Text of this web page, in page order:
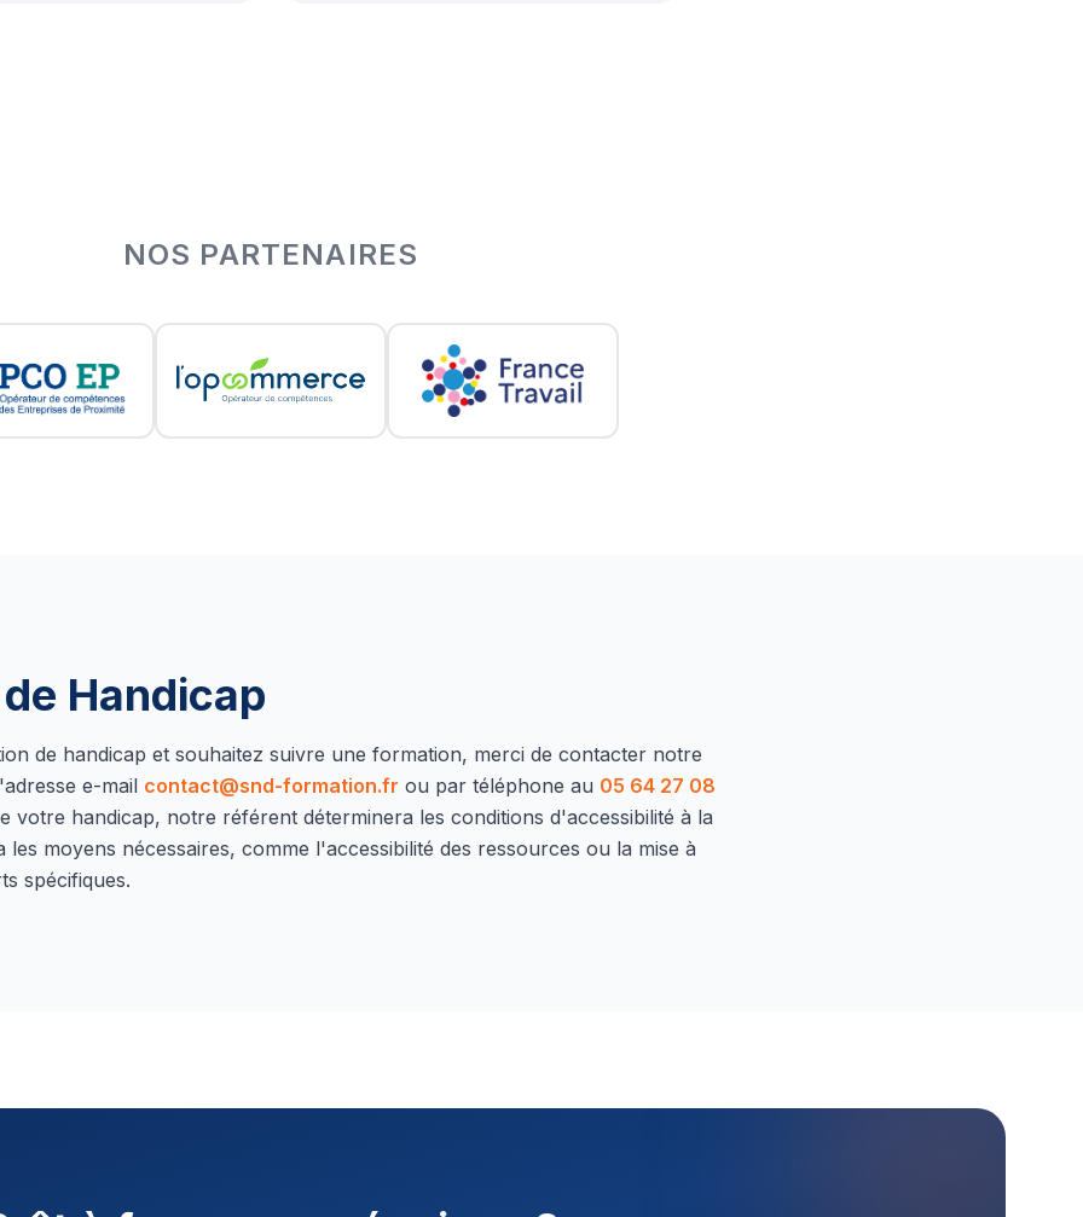
NOS PARTENAIRES
Handicap
de handicap et souhaitez suivre une formation, merci de contacter notre
e-mail contact@snd-formation.fr ou par téléphone au 05 64 27 08
votre handicap, notre référent déterminera les conditions d'accessibilité à la
moyens nécessaires, comme l'accessibilité des ressources ou la mise à
spécifiques.